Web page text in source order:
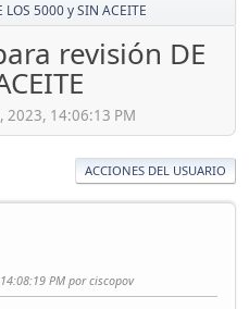
5000 y SIN ACEITE
revisión DE
2023, 14:06:13 PM
ACCIONES DEL USUARIO
PM por ciscopov